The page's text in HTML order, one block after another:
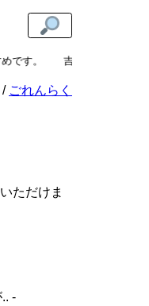
です。 吉祥寺のハーモニ
ごれんらく
ただけま
-